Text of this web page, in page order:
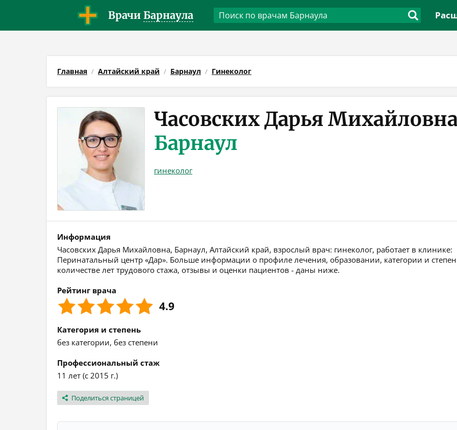
Врачи Барнаула
Главная Алтайский край Барнаул Гинеколог
Часовских Дарья
Барнаул
гинеколог
Информация
Часовских Дарья Михайловна, Барнаул, Алтайский край, взрослый врач: гинеколог, работает в клинике:
Перинатальный центр «Дар». Больше информации о профиле лечения, образовании, категории и
количестве лет трудового стажа, отзывы и оценки пациентов - даны ниже.
Рейтинг врача
4.9
Категория и степень
без категории, без степени
Профессиональный стаж
11 лет (с 2015 г.)
Поделиться страницей